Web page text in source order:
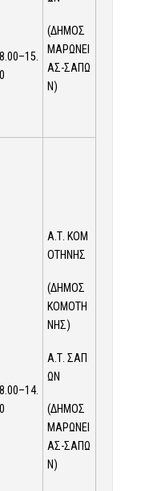
(ΔΗΜΟΣ
ΜΑΡΩΝΕΙ
ΑΣ-ΣΑΠΩ
Ν)
Α.Τ. ΚΟΜ
ΟΤΗΝΗΣ
(ΔΗΜΟΣ
ΚΟΜΟΤΗ
ΝΗΣ)
Α.Τ. ΣΑΠ
ΩΝ
(ΔΗΜΟΣ
ΜΑΡΩΝΕΙ
ΑΣ-ΣΑΠΩ
Ν)